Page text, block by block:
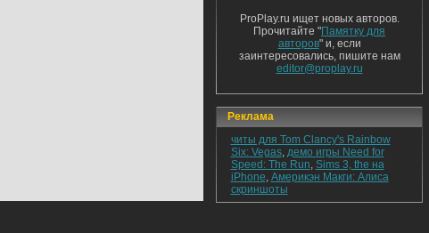
ProPlay.ru ищет новых авторов.
Прочитайте "Памятку для
авторов" и, если
заинтересовались, пишите нам
editor@proplay.ru
Реклама
читы для Tom Clancy's Rainbow
Six: Vegas, демо игры Need for
Speed: The Run, Sims 3, the на
iPhone, Америкэн Макги: Алиса
скриншоты